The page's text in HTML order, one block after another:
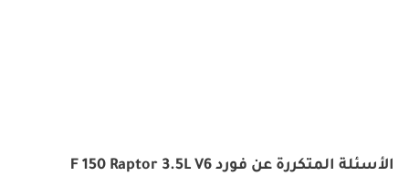
الأسئلة المتكررة عن فورد F 150 Raptor 3.5L V6